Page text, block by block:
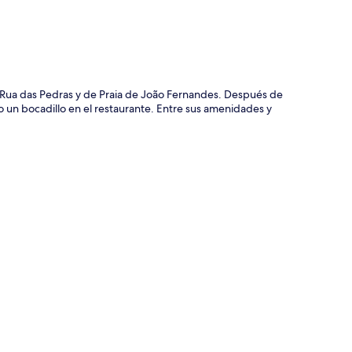
das Pedras y de Praia de João Fernandes. Después de
bocadillo en el restaurante. Entre sus amenidades y